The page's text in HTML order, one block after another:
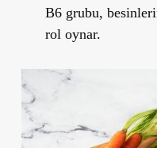
B6 grubu,
rol oynar.